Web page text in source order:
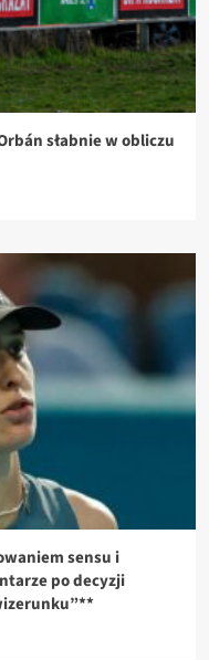
słabnie w obliczu
sensu i
po decyzji